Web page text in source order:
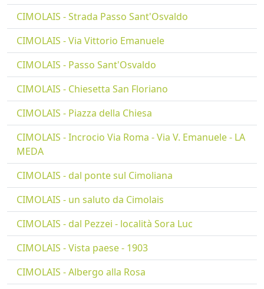
CIMOLAIS - Strada Passo Sant'Osvaldo
CIMOLAIS - Via Vittorio Emanuele
CIMOLAIS - Passo Sant'Osvaldo
CIMOLAIS - Chiesetta San Floriano
CIMOLAIS - Piazza della Chiesa
CIMOLAIS - Incrocio Via Roma - Via V. Emanuele - LA
MEDA
CIMOLAIS - dal ponte sul Cimoliana
CIMOLAIS - un saluto da Cimolais
CIMOLAIS - dal Pezzei - località Sora Luc
CIMOLAIS - Vista paese - 1903
CIMOLAIS - Albergo alla Rosa